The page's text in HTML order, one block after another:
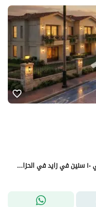
للبيع فيلا استاند الون 285م بالتقسيط حتي ١٠ سنين في زايد في الحزام الاخضر بجوار مونتين فيو ١٠ دقايق بالظبط من وصله دهشور